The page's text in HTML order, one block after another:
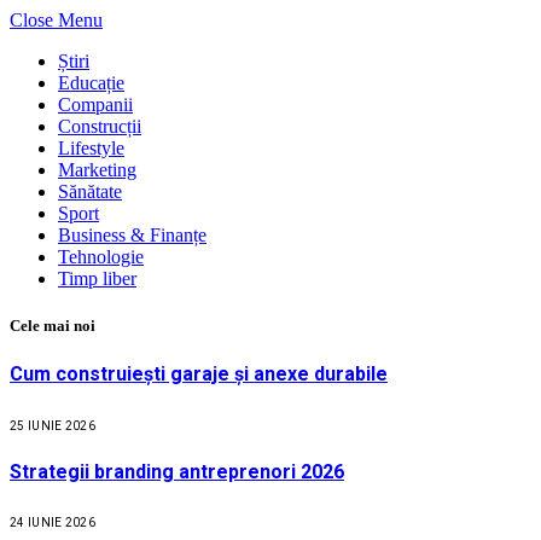
Close Menu
Știri
Educație
Companii
Construcții
Lifestyle
Marketing
Sănătate
Sport
Business & Finanțe
Tehnologie
Timp liber
Cele mai noi
Cum construiești garaje și anexe durabile
25 IUNIE 2026
Strategii branding antreprenori 2026
24 IUNIE 2026